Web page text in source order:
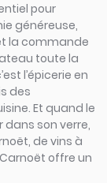
pour
généreuse,
la commande
toute la
l’épicerie en
des
Et quand le
son verre,
de vins à
offre un